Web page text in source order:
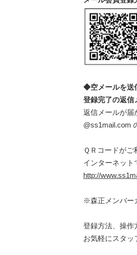
◆空メールを送
登録完了の返信
返信メールが届
@ss1mail.com
ＱＲコードがご
インターネット
http://
※森正メンバー
登録方法、操作
お気軽にスタッ